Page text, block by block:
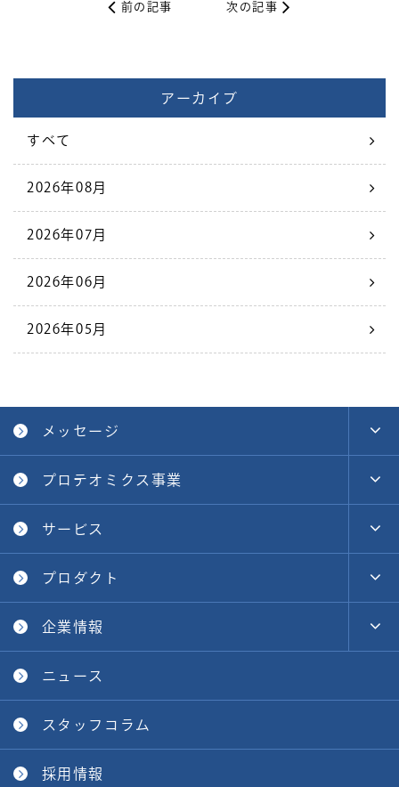
前の記事 次の記事
アーカイブ
すべて
2026年08月
2026年07月
2026年06月
2026年05月
メッセージ
プロテオミクス事業
サービス
プロダクト
企業情報
ニュース
スタッフコラム
採用情報